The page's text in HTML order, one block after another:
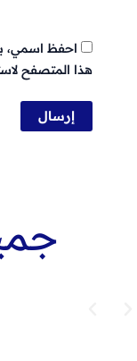
احفظ اسمي،
هذا المتصفح